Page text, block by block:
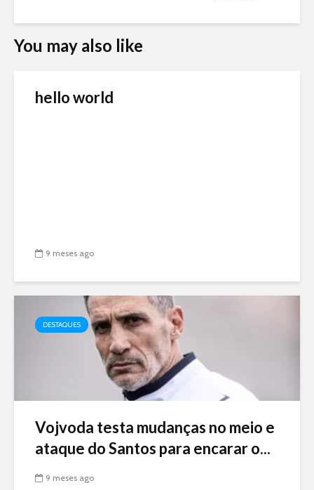
You may also like
hello world
9 meses ago
DESTAQUES
Vojvoda testa mudanças no meio e
ataque do Santos para encarar o...
9 meses ago